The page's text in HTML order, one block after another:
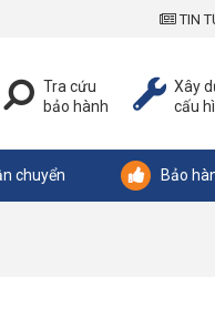
TIN
Tra cứu
bảo hành
Xây
cấu
chuyển Bảo